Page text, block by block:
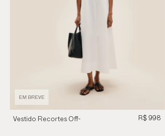
EM BREVE
Vestido Recortes Off-
R$ 998